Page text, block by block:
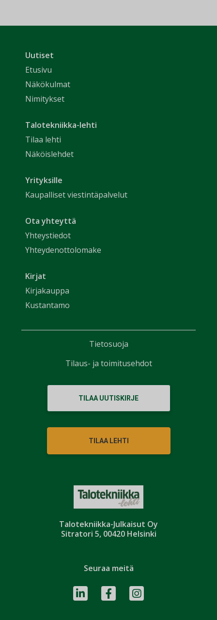
Talotekniikka-Julkaisut Oy
Sitratori 5, 00420 Helsinki
Uutiset
Etusivu
Näkökulmat
Nimitykset
Talotekniikka-lehti
Tilaa lehti
Näköislehdet
Yrityksille
Kaupalliset viestintäpalvelut
Ota yhteyttä
Yhteystiedot
Yhteydenottolomake
Kirjat
Kirjakauppa
Kustantamo
TILAA UUTISKIRJE
TILAA LEHTI
Seuraa meitä
Tietosuoja
Tilaus- ja toimitusehdot